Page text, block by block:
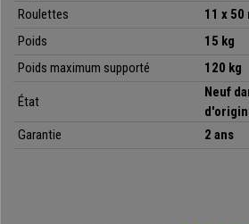
Roulettes
11 x
Poids
15 kg
Poids maximum supporté
120 kg
État
Neuf
Garantie
2 ans